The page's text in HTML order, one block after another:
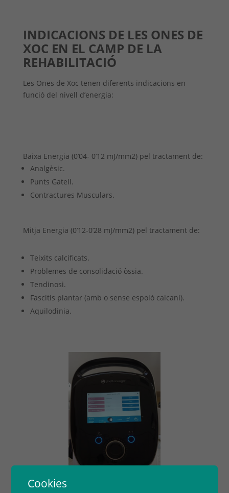
INDICACIONS DE LES ONES DE
XOC EN EL CAMP DE LA
REHABILITACIÓ
Les Ones de Xoc tenen diferents indicacions en
funció del nivell d’energia:
Baixa Energia (0’04- 0’12 mJ/mm2) pel tractament de:
Analgèsic.
Punts Gatell.
Contractures Musculars.
Mitja Energia (0’12-0’28 mJ/mm2) pel tractament de:
Teixits calcificats.
Problemes de consolidació òssia.
Tendinosi.
Fascitis plantar (amb o sense espoló calcani).
Aquilodinia.
Cookies